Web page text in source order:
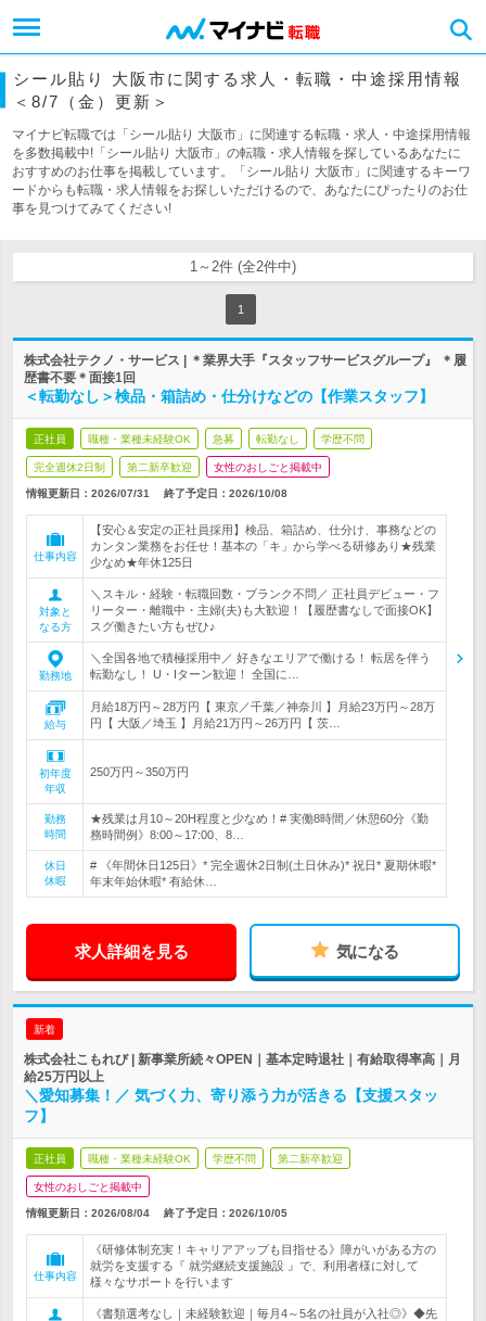
シール貼り 大阪市に関する求人・転職・中途採用情報
＜8/7（金）更新＞
マイナビ転職では「シール貼り 大阪市」に関連する転職・求人・中途採用情報
を多数掲載中!「シール貼り 大阪市」の転職・求人情報を探しているあなたに
おすすめのお仕事を掲載しています。「シール貼り 大阪市」に関連するキーワ
ードからも転職・求人情報をお探しいただけるので、あなたにぴったりのお仕
事を見つけてみてください!
1～2件 (全2件中)
1
株式会社テクノ・サービス | ＊業界大手『スタッフサービスグループ』 ＊履
歴書不要＊面接1回
＜転勤なし＞検品・箱詰め・仕分けなどの【作業スタッフ】
正社員 職種・業種未経験OK 急募 転勤なし 学歴不問
完全週休2日制 第二新卒歓迎 女性のおしごと掲載中
情報更新日：2026/07/31 終了予定日： 2026/10/08
仕事内容
【安心＆安定の正社員採用】検品、箱詰め、仕分け、事務などの
カンタン業務をお任せ！基本の「キ」から学べる研修あり★残業
少なめ★年休125日
対象と
なる方
＼スキル・経験・転職回数・ブランク不問／ 正社員デビュー・フ
リーター・離職中・主婦(夫)も大歓迎！【履歴書なしで面接OK】
スグ働きたい方もぜひ♪
勤務地
＼全国各地で積極採用中／ 好きなエリアで働ける！ 転居を伴う
転勤なし！ U・Iターン歓迎！ 全国に…
給与
月給18万円～28万円【 東京／千葉／神奈川 】月給23万円～28万
円【 大阪／埼玉 】月給21万円～26万円【 茨…
初年度
年収
250万円～350万円
勤務
時間
★残業は月10～20H程度と少なめ！# 実働8時間／休憩60分《勤
務時間例》8:00～17:00、8…
休日
休暇
# 《年間休日125日》* 完全週休2日制(土日休み)* 祝日* 夏期休暇*
年末年始休暇* 有給休…
求人詳細を見る 気になる
新着
株式会社こもれび | 新事業所続々OPEN｜基本定時退社｜有給取得率高｜月
給25万円以上
＼愛知募集！／ 気づく力、寄り添う力が活きる【支援スタッ
フ】
正社員 職種・業種未経験OK 学歴不問 第二新卒歓迎
女性のおしごと掲載中
情報更新日：2026/08/04 終了予定日： 2026/10/05
仕事内容
《研修体制充実！キャリアアップも目指せる》障がいがある方の
就労を支援する『 就労継続支援施設 』で、利用者様に対して
様々なサポートを行います
《書類選考なし｜未経験歓迎｜毎月4～5名の社員が入社◎》◆先